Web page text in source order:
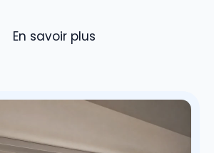
En savoir plus